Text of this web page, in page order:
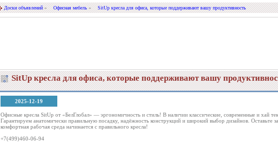
Доски объявлений» Офисная мебель» SitUp кресла для офиса, которые поддерживают вашу продуктивность
SitUp кресла для офиса, которые поддерживают вашу
2025-12-19
Офисные кресла SitUp от «БелГлобал» — эргономичность и стиль! В наличии классические, современные и хай
Гарантируем анатомически правильную посадку, надёжность конструкций и широкий выбор дизайнов. Оставьте
комфортная рабочая среда начинается с правильного кресла!
+7(499)460-06-94